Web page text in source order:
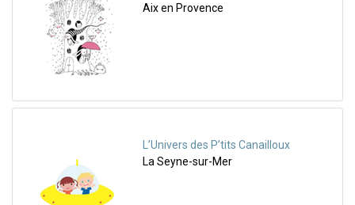
Aix en Provence
L’Univers des P’tits Canailloux
La Seyne-sur-Mer